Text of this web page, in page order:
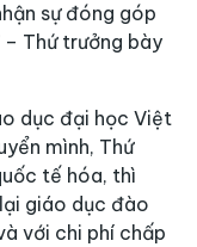
sự đóng góp
– Thứ trưởng bày
dục đại học Việt
mình, Thứ
tế hóa, thì
giáo dục đào
với chi phí chấp